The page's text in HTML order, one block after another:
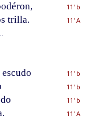
11' b
trilla.
11' A
11' b
11' b
11' b
11' A